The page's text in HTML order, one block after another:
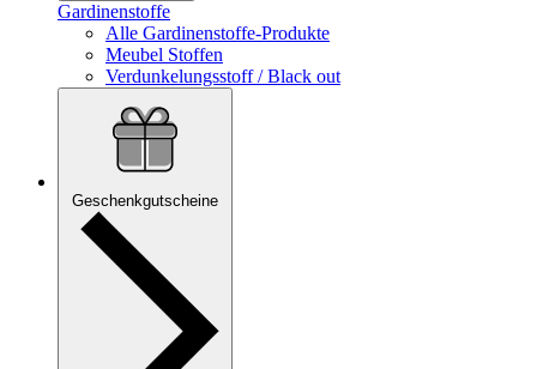
Gardinenstoffe
Alle Gardinenstoffe-Produkte
Meubel Stoffen
Verdunkelungsstoff / Black out
Geschenkgutscheine